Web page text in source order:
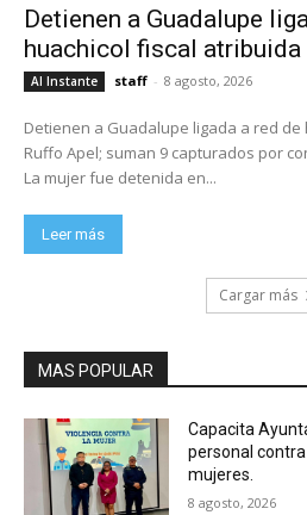
Detienen a Guadalupe
huachicol fiscal atribuida
Al Instante staff - 8 agosto, 2026
Detienen a Guadalupe ligada a red
Ruffo Apel; suman 9 capturados por
La mujer fue detenida en...
Leer más
Cargar más
MAS POPULAR
Capacita
personal
mujeres.
8 agosto, 2026